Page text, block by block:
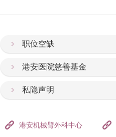
职位空缺
港安医院慈善基金
私隐声明
港安机械臂外科中心